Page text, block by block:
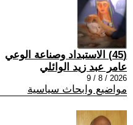
(45) الاستبداد وصناعة الوعي
عامر عبد زيد الوائلي
2026 / 8 / 9
مواضيع وابحاث سياسية